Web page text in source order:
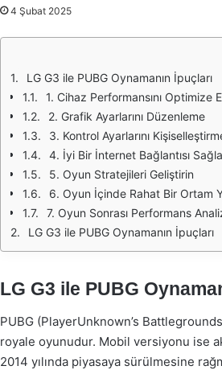
4 Şubat 2025
LG G3 ile PUBG Oynamanın İpuçları
1. Cihaz Performansını Optimize
2. Grafik Ayarlarını Düzenleme
3. Kontrol Ayarlarını
4. İyi Bir İnternet Bağlantısı
5. Oyun Stratejileri Geliştirin
6. Oyun İçinde Rahat Bir Ortam
7. Oyun Sonrası Performans
LG G3 ile PUBG Oynamanın İpuçları
LG G3 ile PUBG
PUBG (PlayerUnknown’s
royale oyunudur. Mobil versiyonu ise
2014 yılında piyasaya sürülmesine